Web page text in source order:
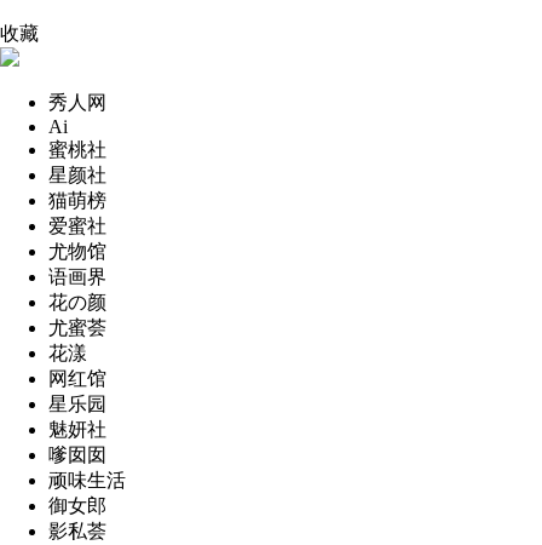
收藏
秀人网
Ai
蜜桃社
星颜社
猫萌榜
爱蜜社
尤物馆
语画界
花の颜
尤蜜荟
花漾
网红馆
星乐园
魅妍社
嗲囡囡
顽味生活
御女郎
影私荟